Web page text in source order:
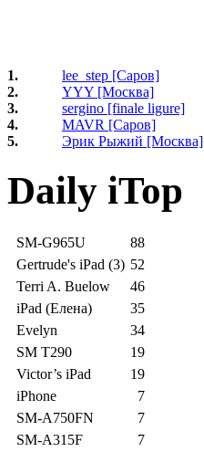
1.
lee_step [Саров]
2.
YYY [Москва]
3.
sergino [finale ligure]
4.
MAVR [Саров]
5.
Эрик Рыжий [Москва]
Daily iTop
SM-G965U
88
Gertrude's iPad (3) 52
Terri A. Buelow
46
iPad (Елена)
35
Evelyn
34
SM T290
19
Victor’s iPad
19
iPhone
7
SM-A750FN
7
SM-A315F
7